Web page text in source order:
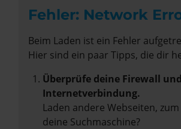
Fehler: Network
Beim Laden ist ein Fehler
Hier sind ein paar Tipps, die dir
Überprüfe deine Firewall
Internetverbindung.
Laden andere Webseiten,
deine Suchmaschine?